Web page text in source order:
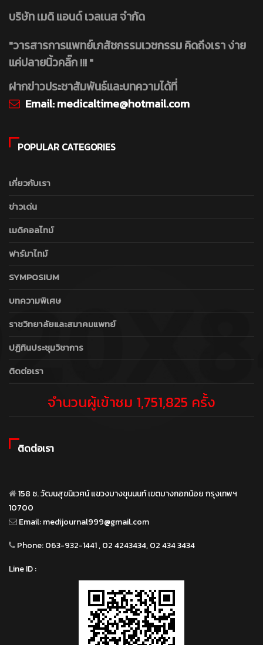
บริษัท เมดิ แอนด์ เวลเนส จำกัด
"วารสารการแพทย์เภสัชกรรมเวชกรรม คิดถึงเรา ง่าย
แค่ปลายนิ้วคลิ๊ก !!! "
ฝากข่าวประชาสัมพันธ์และบทความได้ที่
Email:medicaltime@hotmail.com
POPULAR CATEGORIES
เกี่ยวกับเรา
ข่าวเด่น
เมดิคอลไทม์
ฟาร์มาไทม์
SYMPOSIUM
บทความพิเศษ
ราชวิทยาลัยและสมาคมแพทย์
ปฏิทินประชุมวิชาการ
ติดต่อเรา
จำนวนผู้เข้าชม 1,751,825 ครั้ง
ติดต่อเรา
158 ซ. วัฒนสุขนิเวศน์ แขวงบางขุนนนท์ เขตบางกอกน้อย กรุงเทพฯ
10700
Email:medijournal999@gmail.com
Phone:063-932-1441 , 02 4243434, 02 434 3434
Line ID :